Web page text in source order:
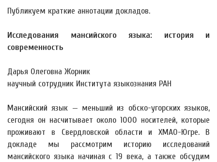
Публикуем краткие аннотации докладов.
Исследования мансийского языка: история и
современность
Дарья Олеговна Жорник
научный сотрудник Института языкознания РАН
Мансийский язык — меньший из обско-угорских языков,
сегодня он насчитывает около 1000 носителей, которые
проживают в Свердловской области и ХМАО-Югре. В
докладе мы рассмотрим историю исследований
мансийского языка начиная с 19 века, а также обсудим